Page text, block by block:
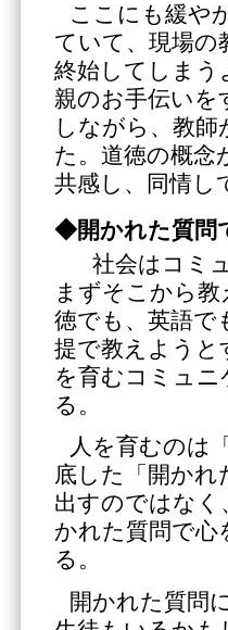
ここにも緩や
ていて、現場の
終始してしまう
親のお手伝いを
しながら、教
た。道徳の概念
共感し、同情し
◆開かれた質問
社会はコミ
まずそこから
徳でも、英語で
提で教えようと
を育むコミュ
る。
人を育むのは
底した「開かれ
出すのではなく
かれた質問で心
る。
開かれた質問